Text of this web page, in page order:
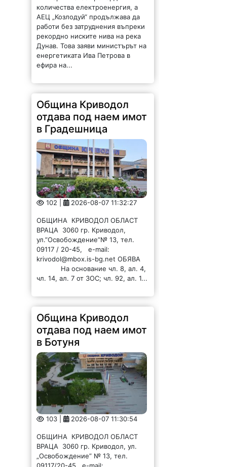
енергетиката Ива Петрова в
ефира на...
Община Криводол
отдава под наем имот
в Градешница
102 | 2026-08-07 11:32:27
ОБЩИНА КРИВОДОЛ ОБЛАСТ
ВРАЦА 3060 гр. Криводол,
ул.”Освобождение”№ 13, тел.
09117 / 20-45, e-mail:
На основание чл. 8, ал. 4,
чл. 14, ал. 7 от ЗОС; чл. 92, ал. 1...
Община Криводол
отдава под наем имот
в Ботуня
103 | 2026-08-07 11:30:54
ОБЩИНА КРИВОДОЛ ОБЛАСТ
ВРАЦА 3060 гр. Криводол, ул.
„Освобождение” № 13, тел.
09117/20-45, e-mail:
На основание чл. 8, ал. 4,
чл. 14, ал. 7 от ЗОС; чл. 92, ал. 1...